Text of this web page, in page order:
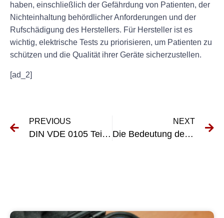
haben, einschließlich der Gefährdung von Patienten, der
Nichteinhaltung behördlicher Anforderungen und der
Rufschädigung des Herstellers. Für Hersteller ist es
wichtig, elektrische Tests zu priorisieren, um Patienten zu
schützen und die Qualität ihrer Geräte sicherzustellen.
[ad_2]
PREVIOUS
DIN VDE 0105 Teil 100 verstehen: Prüfintervalle im Überblick
NEXT
Die Bedeutung der Wiederholungsprüfung nach VDE 0105 Teil 100 verstehen